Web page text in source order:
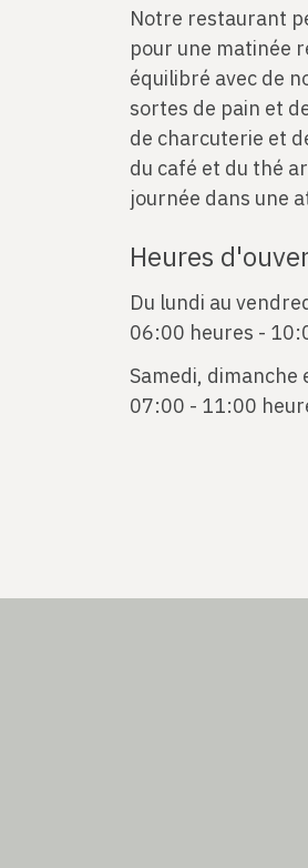
Notre restaurant
pour une matinée
équilibré avec de
sortes de pain et
de charcuterie et
du café et du thé
journée dans une
Heures
Du lundi au
06:00 heures -
Samedi, dimanche
07:00 - 11:00